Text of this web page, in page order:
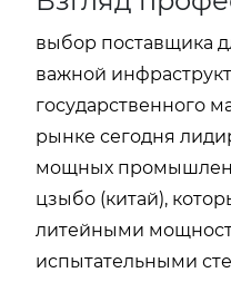
выбор поставщика
важной
государственного
рынке сегодня
мощных
цзыбо (китай),
литейными
испытательными